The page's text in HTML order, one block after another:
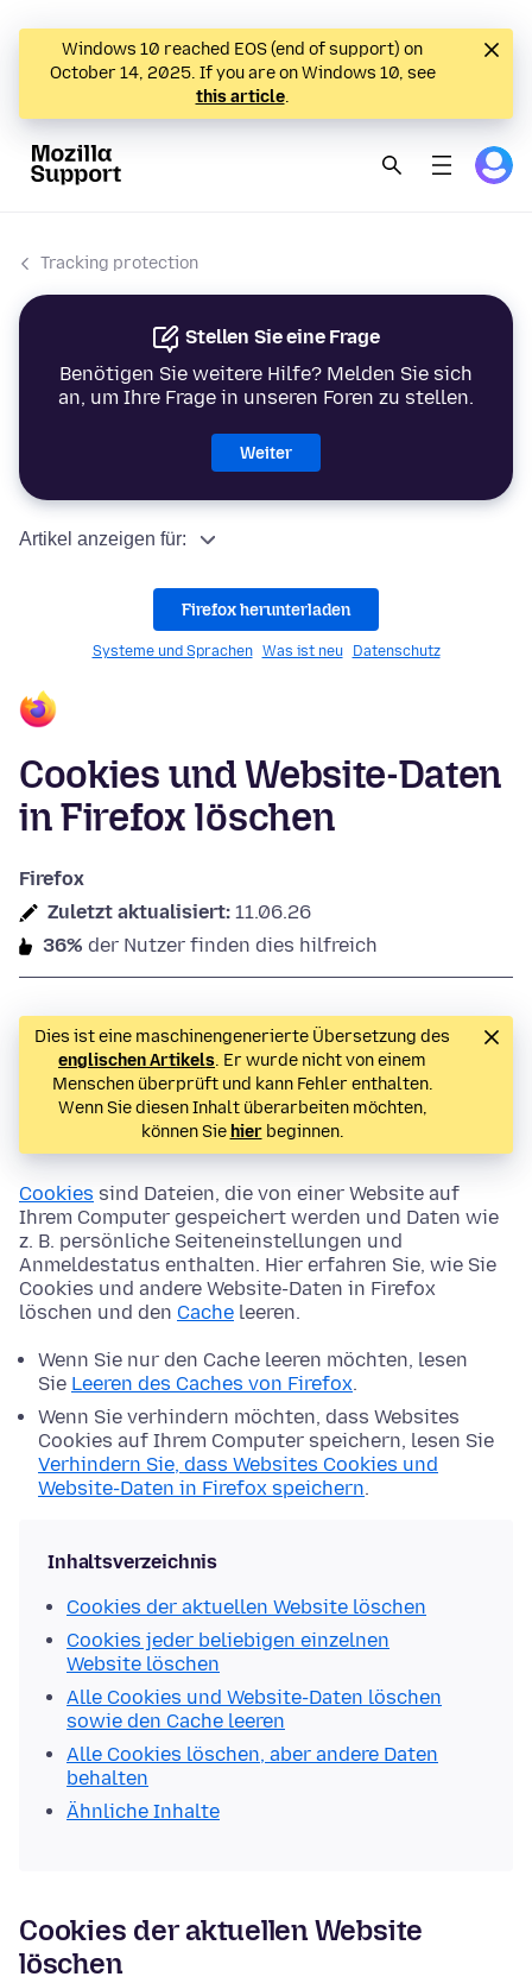
Windows 10 reached EOS (end of support) on
October 14, 2025. If you are on Windows 10, see
this article.
Tracking protection
Stellen Sie eine Frage
Benötigen Sie weitere Hilfe? Melden Sie sich
an, um Ihre Frage in unseren Foren zu stellen.
Weiter
Artikel anzeigen für:
Firefox herunterladen
Systeme und Sprachen Was ist neu Datenschutz
Cookies und Website-Daten
in Firefox löschen
Firefox
Zuletzt aktualisiert: 11.06.26
36% der Nutzer finden dies hilfreich
Dies ist eine maschinengenerierte Übersetzung des
englischen Artikels. Er wurde nicht von einem
Menschen überprüft und kann Fehler enthalten.
Wenn Sie diesen Inhalt überarbeiten möchten,
können Sie hierbeginnen.
Cookies sind Dateien, die von einer Website auf
Ihrem Computer gespeichert werden und Daten wie
z. B. persönliche Seiteneinstellungen und
Anmeldestatus enthalten. Hier erfahren Sie, wie Sie
Cookies und andere Website-Daten in Firefox
löschen und den Cache leeren.
Wenn Sie nur den Cache leeren möchten, lesen
Sie Leeren des Caches von Firefox.
Wenn Sie verhindern möchten, dass Websites
Cookies auf Ihrem Computer speichern, lesen Sie
Verhindern Sie, dass Websites Cookies und
Website-Daten in Firefox speichern.
Inhaltsverzeichnis
Cookies der aktuellen Website löschen
Cookies jeder beliebigen einzelnen
Website löschen
Alle Cookies und Website-Daten löschen
sowie den Cache leeren
Alle Cookies löschen, aber andere Daten
behalten
Ähnliche Inhalte
Cookies der aktuellen Website
löschen